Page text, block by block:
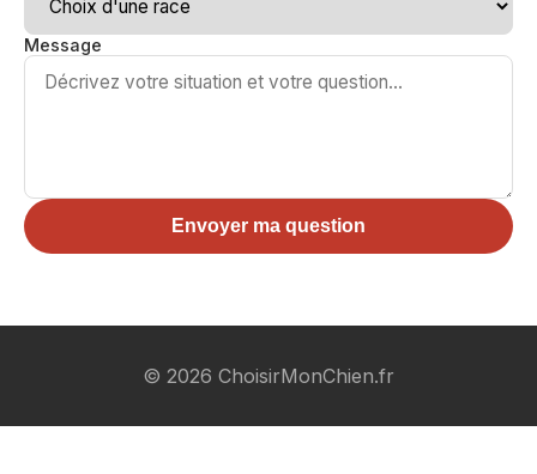
Message
Envoyer ma question
© 2026 ChoisirMonChien.fr